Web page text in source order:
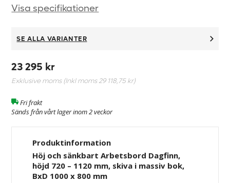
Visa specifikationer
SE ALLA VARIANTER
23 295 kr
Exklusive moms (Inkl moms29 118,75 kr)
Fri frakt
Sänds från vårt lager inom 2 veckor
Produktinformation
Höj och sänkbart Arbetsbord Dagfinn,
höjd 720 – 1120 mm, skiva i massiv bok,
BxD 1000 x 800 mm